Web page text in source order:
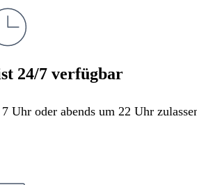
24/7 verfügbar
oder abends um 22 Uhr